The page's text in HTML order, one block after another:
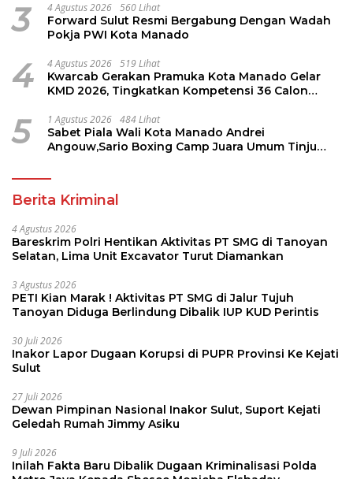
3 4 Agustus 2026 560 Lihat
Forward Sulut Resmi Bergabung Dengan Wadah
Pokja PWI Kota Manado
4 4 Agustus 2026 519 Lihat
Kwarcab Gerakan Pramuka Kota Manado Gelar
KMD 2026, Tingkatkan Kompetensi 36 Calon
5 1 Agustus 2026 484 Lihat
Sabet Piala Wali Kota Manado Andrei
Angouw,Sario Boxing Camp Juara Umum Tinju
Berita Kriminal
4 Agustus 2026
Bareskrim Polri Hentikan Aktivitas PT SMG di Tanoyan
Selatan, Lima Unit Excavator Turut Diamankan
3 Agustus 2026
PETI Kian Marak ! Aktivitas PT SMG di Jalur Tujuh
Tanoyan Diduga Berlindung Dibalik IUP KUD Perintis
30 Juli 2026
Inakor Lapor Dugaan Korupsi di PUPR Provinsi Ke Kejati
Sulut
27 Juli 2026
Dewan Pimpinan Nasional Inakor Sulut, Suport Kejati
Geledah Rumah Jimmy Asiku
9 Juli 2026
Inilah Fakta Baru Dibalik Dugaan Kriminalisasi Polda